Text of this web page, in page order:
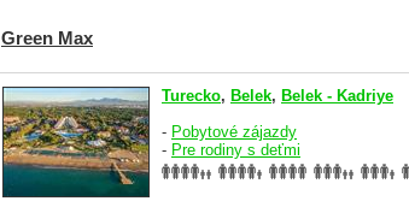
Green Max
Turecko, Belek, Belek - Kadriye
- Pobytové zájazdy
- Pre rodiny s deťmi